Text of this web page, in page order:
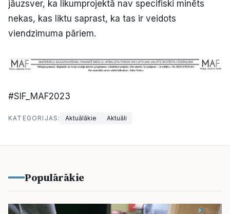
jāuzsver, ka likumprojektā nav specifiski minēts
nekas, kas liktu saprast, ka tas ir veidots
viendzimuma pāriem.
#SIF_MAF2023
KATEGORIJAS: Aktuālākie Aktuāli
Populārākie